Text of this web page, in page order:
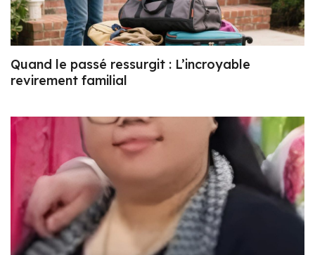
Quand le passé ressurgit : L’incroyable
revirement familial